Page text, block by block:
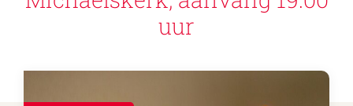
uur